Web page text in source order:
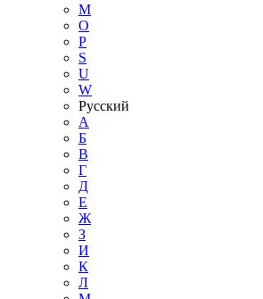
M
O
P
S
U
W
Русский
А
Б
В
Г
Д
Е
Ж
З
И
К
Л